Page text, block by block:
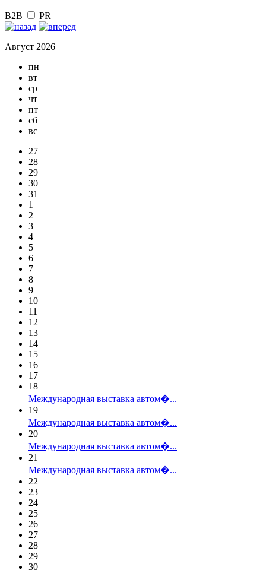
B2B PR
Август 2026
пн
вт
ср
чт
пт
сб
вс
27
28
29
30
31
1
2
3
4
5
6
7
8
9
10
11
12
13
14
15
16
17
18
Международная выставка автом�...
19
Международная выставка автом�...
20
Международная выставка автом�...
21
Международная выставка автом�...
22
23
24
25
26
27
28
29
30